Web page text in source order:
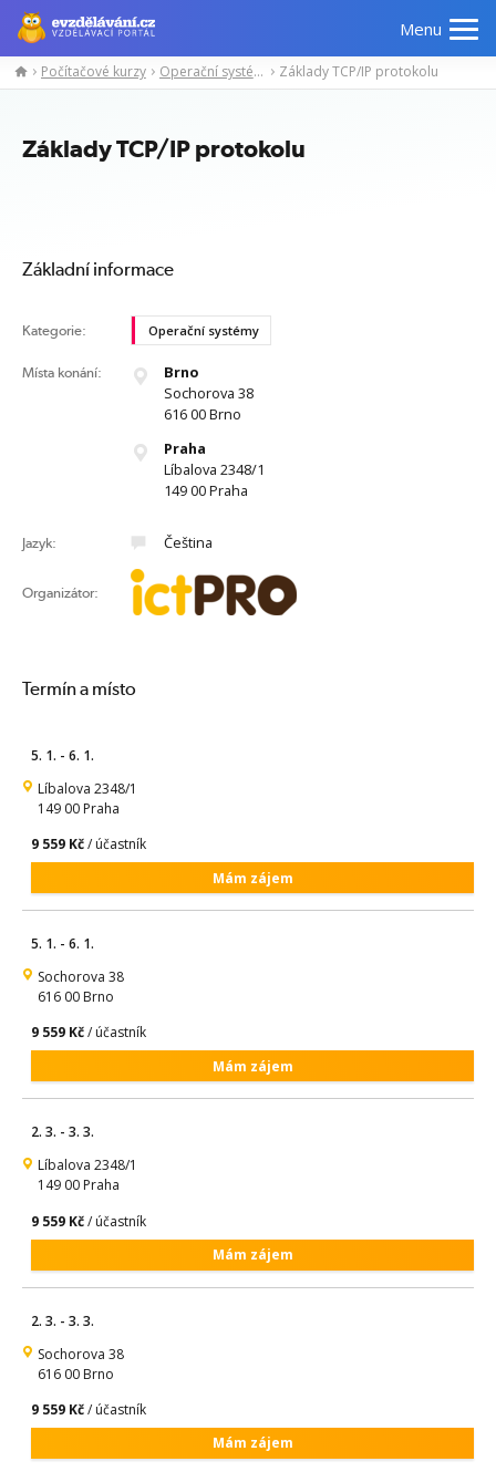
Menu
Manažerské
Odborné
Počítačové
Počítačové kurzy Operační systémy Základy TCP/IP protokolu
Základy TCP/IP protokolu
Základní informace
Kategorie: Operační systémy
Místa konání:
Brno
Sochorova 38
616 00 Brno
Praha
Líbalova 2348/1
149 00 Praha
Jazyk: Čeština
Organizátor:
Termín a místo
5. 1. - 6. 1.
Líbalova 2348/1
149 00 Praha
9 559 Kč/ účastník
Mám zájem
5. 1. - 6. 1.
Sochorova 38
616 00 Brno
9 559 Kč/ účastník
Mám zájem
2. 3. - 3. 3.
Líbalova 2348/1
149 00 Praha
9 559 Kč/ účastník
Mám zájem
2. 3. - 3. 3.
Sochorova 38
616 00 Brno
9 559 Kč/ účastník
Mám zájem